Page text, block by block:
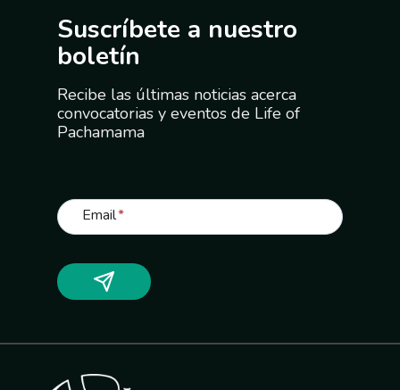
Suscríbete a nuestro
boletín
Recibe las últimas noticias acerca
convocatorias y eventos de Life of
Pachamama
Email*